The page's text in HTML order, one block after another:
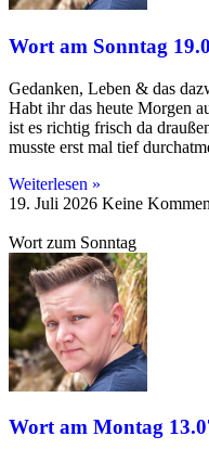
Wort am Sonntag
Gedanken, Leben & das
Habt ihr das heute Morgen
ist es richtig frisch da
musste erst mal tief
Weiterlesen »
19. Juli 2026 Keine
Wort zum Sonntag
Wort am Montag